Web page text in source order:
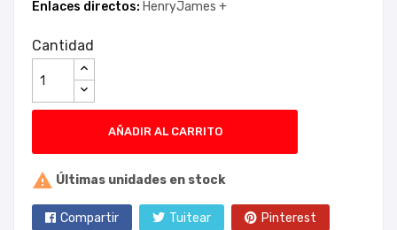
Enlaces directos: HenryJames +
Cantidad
AÑADIR AL CARRITO
 Últimas unidades en stock
Compartir Tuitear Pinterest